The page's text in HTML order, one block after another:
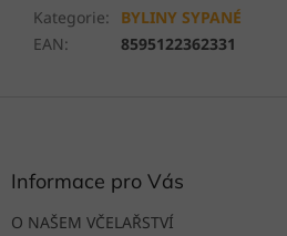
Kategorie:
BYLINY SYPANÉ
EAN: 8595122362331
Informace pro Vás
O NAŠEM VČELAŘSTVÍ